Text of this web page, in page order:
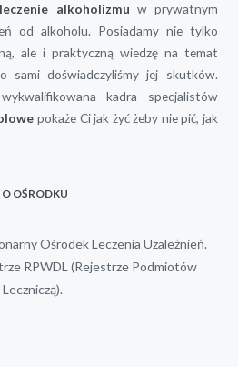
leczenie alkoholizmu w prywatnym
od alkoholu. Posiadamy nie tylko
ale i praktyczną wiedzę na temat
sami doświadczyliśmy jej skutków.
kadra specjalistów
pokaże Ci jak żyć żeby nie pić, jak
O OŚRODKU
Ośrodek Leczenia Uzależnień.
RPWDL (Rejestrze Podmiotów